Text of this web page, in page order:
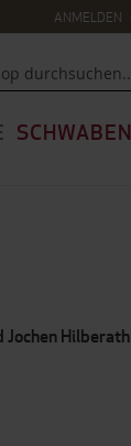
ANMELDEN
SCHWABEN
Jochen Hilberath